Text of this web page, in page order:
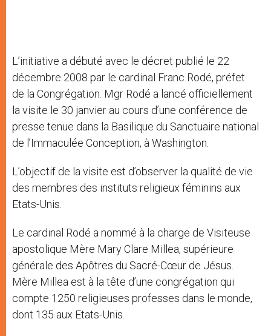
L’initiative a débuté avec le décret publié le 22
décembre 2008 par le cardinal Franc Rodé, préfet
de la Congrégation. Mgr Rodé a lancé officiellement
la visite le 30 janvier au cours d’une conférence de
presse tenue dans la Basilique du Sanctuaire national
de l’Immaculée Conception, à Washington.
L’objectif de la visite est d’observer la qualité de vie
des membres des instituts religieux féminins aux
Etats-Unis.
Le cardinal Rodé a nommé à la charge de Visiteuse
apostolique Mère Mary Clare Millea, supérieure
générale des Apôtres du Sacré-Cœur de Jésus.
Mère Millea est à la tête d’une congrégation qui
compte 1250 religieuses professes dans le monde,
dont 135 aux Etats-Unis.